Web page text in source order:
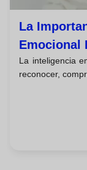
La
Emocional
La inteligencia
reconocer,